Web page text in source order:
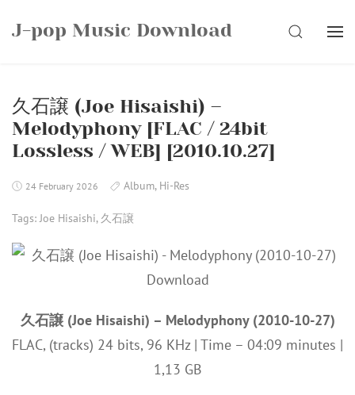
J-pop Music Download SEARCH
久石譲 (Joe Hisaishi) –
Melodyphony [FLAC / 24bit
Lossless / WEB] [2010.10.27]
24 February 2026 Album, Hi-Res
Tags:Joe Hisaishi, 久石譲
久石譲 (Joe Hisaishi) – Melodyphony (2010-10-27)
FLAC, (tracks) 24 bits, 96 KHz | Time – 04:09 minutes |
1,13 GB